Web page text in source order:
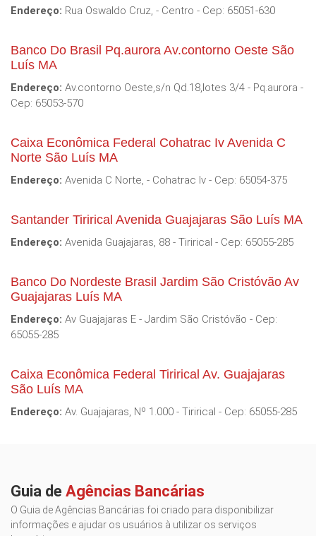
Endereço: Rua Oswaldo Cruz, - Centro - Cep: 65051-630
Banco Do Brasil Pq.aurora Av.contorno Oeste São
Luís MA
Endereço: Av.contorno Oeste,s/n Qd.18,lotes 3/4 - Pq.aurora -
Cep: 65053-570
Caixa Econômica Federal Cohatrac Iv Avenida C
Norte São Luís MA
Endereço: Avenida C Norte, - Cohatrac Iv - Cep: 65054-375
Santander Tirirical Avenida Guajajaras São Luís MA
Endereço: Avenida Guajajaras, 88 - Tirirical - Cep: 65055-285
Banco Do Nordeste Brasil Jardim São Cristóvão Av
Guajajaras Luís MA
Endereço: Av Guajajaras E - Jardim São Cristóvão - Cep:
65055-285
Caixa Econômica Federal Tirirical Av. Guajajaras
São Luís MA
Endereço: Av. Guajajaras, Nº 1.000 - Tirirical - Cep: 65055-285
Guia de Agências Bancárias
O Guia de Agências Bancárias foi criado para disponibilizar
informações e ajudar os usuários à utilizar os serviços